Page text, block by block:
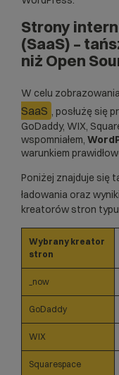
Strony
(SaaS) –
niż Open
W celu
SaaS , posłużę się
GoDaddy, WIX,
wspomniałem,
warunkiem
Poniżej znajduje się
ładowania oraz wyniki
kreatorów stron typu
Wybrany kreator
stron
_now
GoDaddy
WIX
Squarespace